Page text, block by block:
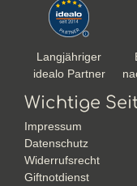
Langjähriger
idealo Partner
Wichtige
Impressum
Datenschutz
Widerrufsrecht
Giftnotdienst